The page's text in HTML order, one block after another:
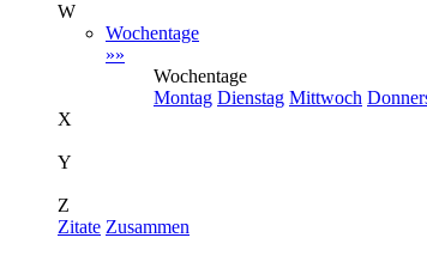
W
Wochentage
»»
Wochentage
Montag Dienstag Mittwoch
X
Y
Z
Zitate Zusammen